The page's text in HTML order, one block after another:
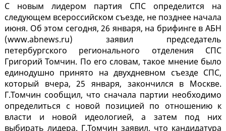
С новым лидером партия СПС определится на
следующем всероссийском съезде, не позднее начала
июня. Об этом сегодня, 26 января, на брифинге в АБН
(www.abnews.ru) заявил председатель
петербургского регионального отделения СПС
Григорий Томчин. По его словам, такое мнение было
единодушно принято на двухдневном съезде СПС,
который вчера, 25 января, закончился в Москве.
Г.Томчин сообщил, что сначала партии необходимо
определиться с новой позицией по отношению к
власти и новой идеологией, а затем под них
выбирать лидера. Г.Томчин заявил, что кандидатура